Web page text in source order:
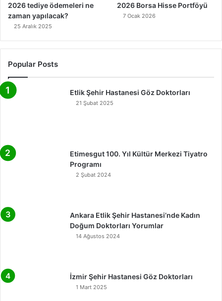
2026 tediye ödemeleri ne
zaman yapılacak?
25 Aralık 2025
2026 Borsa Hisse Portföyü
7 Ocak 2026
Popular Posts
Etlik Şehir Hastanesi Göz Doktorları
21 Şubat 2025
Etimesgut 100. Yıl Kültür Merkezi Tiyatro
Programı
2 Şubat 2024
Ankara Etlik Şehir Hastanesi’nde Kadın
Doğum Doktorları Yorumlar
14 Ağustos 2024
İzmir Şehir Hastanesi Göz Doktorları
1 Mart 2025